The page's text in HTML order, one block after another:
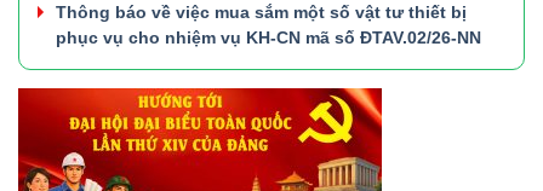
Thông báo về việc mua sắm một số vật tư thiết bị
phục vụ cho nhiệm vụ KH-CN mã số ĐTAV.02/26-NN